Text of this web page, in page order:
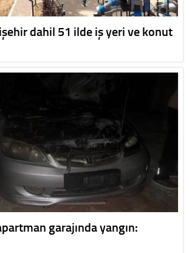
dahil 51 ilde iş yeri ve konut
garajında yangın: